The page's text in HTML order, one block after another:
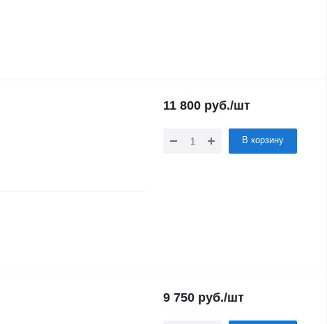
11 800 руб./шт
В корзину
9 750 руб./шт